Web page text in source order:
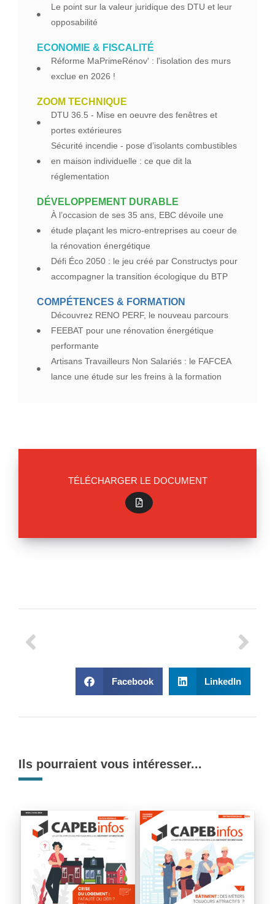
Le point sur la valeur juridique des DTU et leur
opposabilité
ECONOMIE & FISCALITÉ
Réforme MaPrimeRénov' : l'isolation des murs
exclue en 2026 !
ZOOM TECHNIQUE
DTU 36.5 - Mise en oeuvre des fenêtres et
portes extérieures
Sécurité incendie - pose d’isolants combustibles
en maison individuelle : ce que dit la
réglementation
DÉVELOPPEMENT DURABLE
À l’occasion de ses 35 ans, EBC dévoile une
étude plaçant les micro-entreprises au coeur de
la rénovation énergétique
Défi Éco 2050 : le jeu créé par Constructys pour
accompagner la transition écologique du BTP
COMPÉTENCES & FORMATION
Découvrez RENO PERF, le nouveau parcours
FEEBAT pour une rénovation énergétique
performante
Artisans Travailleurs Non Salariés : le FAFCEA
lance une étude sur les freins à la formation
TÉLÉCHARGER LE DOCUMENT
Facebook LinkedIn
Ils pourraient vous intéresser...